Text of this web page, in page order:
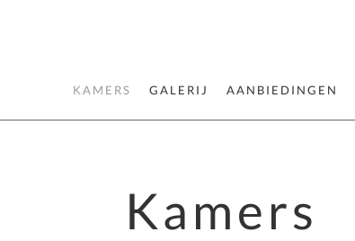
KAMERS GALERIJ AANBIEDINGEN
Kamers